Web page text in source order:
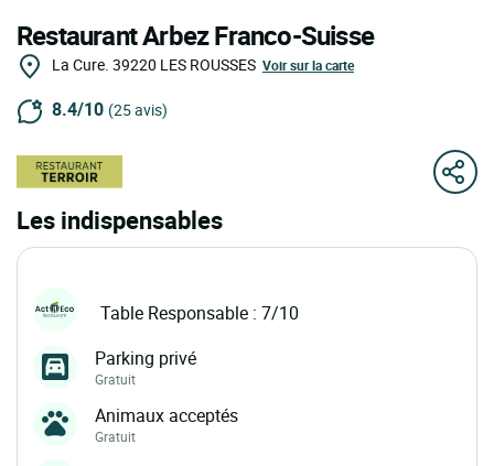
Restaurant Arbez Franco-Suisse
La Cure. 39220 LES ROUSSES Voir sur la carte
8.4/10 (25 avis)
Les indispensables
Table Responsable : 7/10
Parking privé
Gratuit
Animaux acceptés
Gratuit